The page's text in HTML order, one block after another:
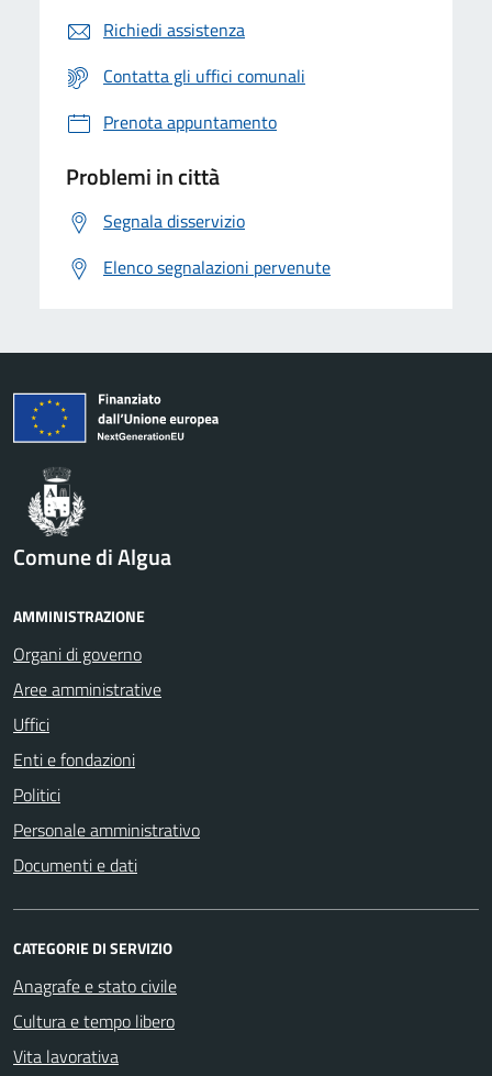
Richiedi assistenza
Contatta gli uffici comunali
Prenota appuntamento
Problemi in città
Segnala disservizio
Elenco segnalazioni pervenute
Comune di Algua
AMMINISTRAZIONE
Organi di governo
Aree amministrative
Uffici
Enti e fondazioni
Politici
Personale amministrativo
Documenti e dati
CATEGORIE DI SERVIZIO
Anagrafe e stato civile
Cultura e tempo libero
Vita lavorativa